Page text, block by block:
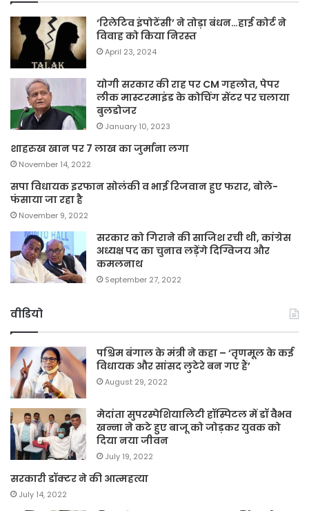
‘रिलेटिव इंपोटेंसी’ ने तोड़ा बंधन…हाई कोर्ट ने
विवाह को किया निरस्त
April 23, 2024
योगी सरकार की राह पर CM गहलोत, पेपर
लीक मास्टरमाइंड के कोचिंग सेंटर पर चलाया
बुलडोजर
January 10, 2023
शाहरुख खान पर 7 लाख का जुर्माना लगा
November 14, 2022
सपा विधायक इरफान सोलंकी व भाई रिजवान हुए फरार, बोले-
फंसाया जा रहा है
November 9, 2022
सरकार को गिराने की साजिश रची थी, कांग्रेस
अध्यक्ष पद का चुनाव लड़ेंगे दिग्विजय और
कमलनाथ
September 27, 2022
वीडियो
पश्चिम बंगाल के मंत्री ने कहा – ‘तृणमूल के कई
विधायक और सांसद लुटेरे बन गए हैं’
August 29, 2022
मेदांता सुपरस्पेशियालिटी हॉस्पिटल में डॉ वैभव
खन्ना ने कटे हुए बाजू को जोड़कर युवक को
दिया नया जीवन
July 19, 2022
सरकारी डॉक्टर ने की आत्महत्या
July 14, 2022